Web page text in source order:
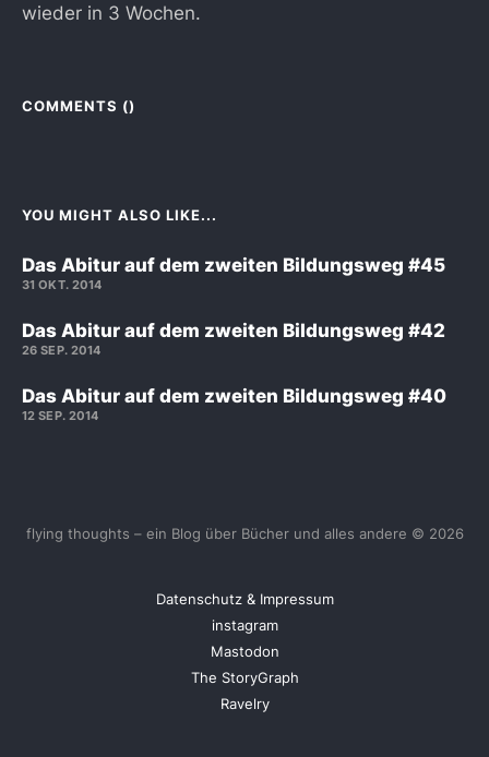
wieder in 3 Wochen.
COMMENTS ()
YOU MIGHT ALSO LIKE...
Das Abitur auf dem zweiten Bildungsweg #45
31 OKT. 2014
Das Abitur auf dem zweiten Bildungsweg #42
26 SEP. 2014
Das Abitur auf dem zweiten Bildungsweg #40
12 SEP. 2014
flying thoughts – ein Blog über Bücher und alles andere © 2026
Datenschutz & Impressum
instagram
Mastodon
The StoryGraph
Ravelry